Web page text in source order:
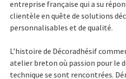
entreprise française qui a su
clientèle en quête de solutions
personnalisables et de qualité.
L’histoire de Décoradhésif
atelier breton où passion pour le
technique se sont rencontrées.